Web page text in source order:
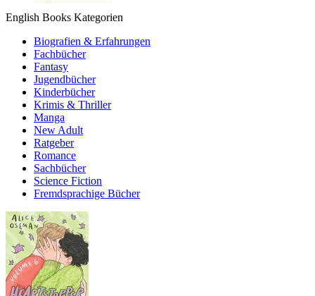
English Books Kategorien
Biografien & Erfahrungen
Fachbücher
Fantasy
Jugendbücher
Kinderbücher
Krimis & Thriller
Manga
New Adult
Ratgeber
Romance
Sachbücher
Science Fiction
Fremdsprachige Bücher